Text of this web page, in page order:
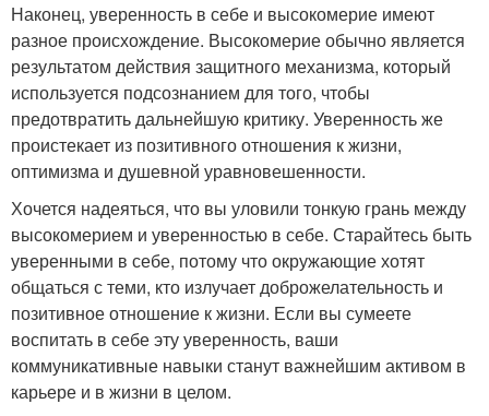
Наконец, уверенность в себе и высокомерие имеют
разное происхождение. Высокомерие обычно является
результатом действия защитного механизма, который
используется подсознанием для того, чтобы
предотвратить дальнейшую критику. Уверенность же
проистекает из позитивного отношения к жизни,
оптимизма и душевной уравновешенности.
Хочется надеяться, что вы уловили тонкую грань между
высокомерием и уверенностью в себе. Старайтесь быть
уверенными в себе, потому что окружающие хотят
общаться с теми, кто излучает доброжелательность и
позитивное отношение к жизни. Если вы сумеете
воспитать в себе эту уверенность, ваши
коммуникативные навыки станут важнейшим активом в
карьере и в жизни в целом.